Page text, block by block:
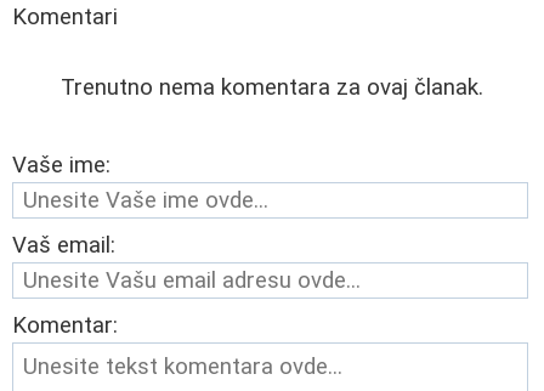
Komentari
Trenutno nema komentara za ovaj članak.
Vaše ime:
Vaš email:
Komentar: